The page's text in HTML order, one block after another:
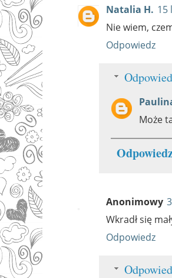
Natalia H. 15
Nie wiem,
Odpowiedz
Może
Anonimowy
Wkradł się
Odpowiedz